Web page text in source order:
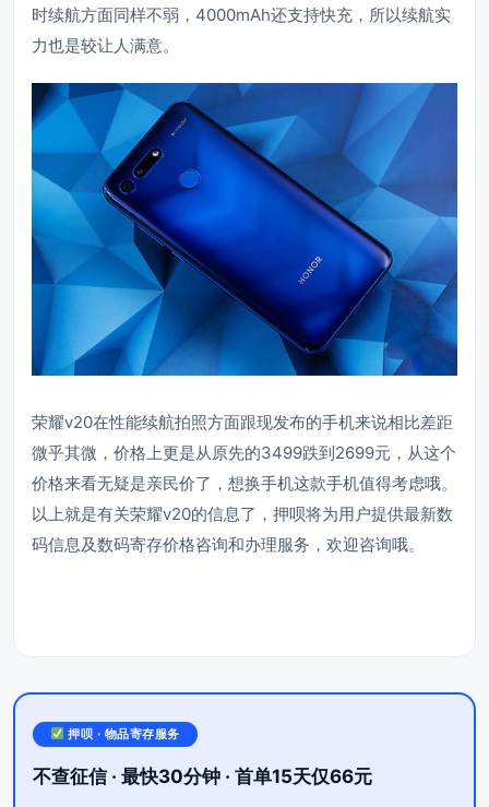
时续航方面同样不弱，4000mAh还支持快充，所以续航实
力也是较让人满意。
荣耀v20在性能续航拍照方面跟现发布的手机来说相比差距
微乎其微，价格上更是从原先的3499跌到2699元，从这个
价格来看无疑是亲民价了，想换手机这款手机值得考虑哦。
以上就是有关荣耀v20的信息了， 押呗将为用户提供最新数
码信息及数码寄存价格咨询和办理服务，欢迎咨询哦。
押呗 · 物品寄存服务
不查征信 · 最快30分钟 · 首单15天仅66元